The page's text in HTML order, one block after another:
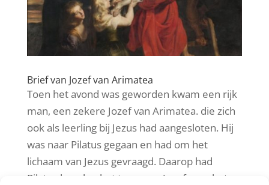
Brief van Jozef van Arimatea
Toen het avond was geworden kwam een rijk
man, een zekere Jozef van Arimatea. die zich
ook als leerling bij Jezus had aangesloten. Hij
was naar Pilatus gegaan en had om het
lichaam van Jezus gevraagd. Daarop had
Pilatus bevolen het te geven. Jozef nam het